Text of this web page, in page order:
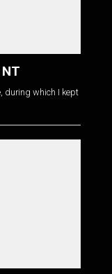
during which I kept